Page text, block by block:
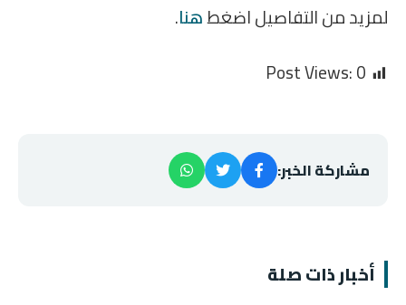
لمزيد من التفاصيل اضغطهنا.
Post Views:0
مشاركة الخبر:
أخبار ذات صلة